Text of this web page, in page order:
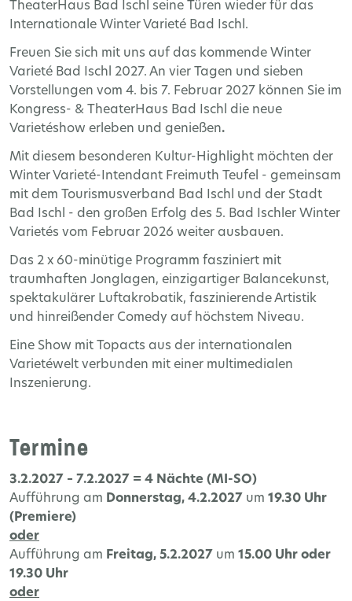
TheaterHaus Bad Ischl seine Türen wieder für das
Internationale Winter Varieté Bad Ischl.
Freuen Sie sich mit uns auf das kommende Winter
Varieté Bad Ischl 2027. An vier Tagen und sieben
Vorstellungen vom 4. bis 7. Februar 2027 können Sie im
Kongress- & TheaterHaus Bad Ischl die neue
Varietéshow erleben und genießen.
Mit diesem besonderen Kultur-Highlight möchten der
Winter Varieté-Intendant Freimuth Teufel - gemeinsam
mit dem Tourismusverband Bad Ischl und der Stadt
Bad Ischl - den großen Erfolg des 5. Bad Ischler Winter
Varietés vom Februar 2026 weiter ausbauen.
Das 2 x 60-minütige Programm fasziniert mit
traumhaften Jonglagen, einzigartiger Balancekunst,
spektakulärer Luftakrobatik, faszinierende Artistik
und hinreißender Comedy auf höchstem Niveau.
Eine Show mit Topacts aus der internationalen
Varietéwelt verbunden mit einer multimedialen
Inszenierung.
Termine
3.2.2027 – 7.2.2027 = 4 Nächte (MI-SO)
Aufführung am Donnerstag, 4.2.2027 um 19.30 Uhr
(Premiere)
oder
Aufführung am Freitag, 5.2.2027 um 15.00 Uhr oder
19.30 Uhr
oder